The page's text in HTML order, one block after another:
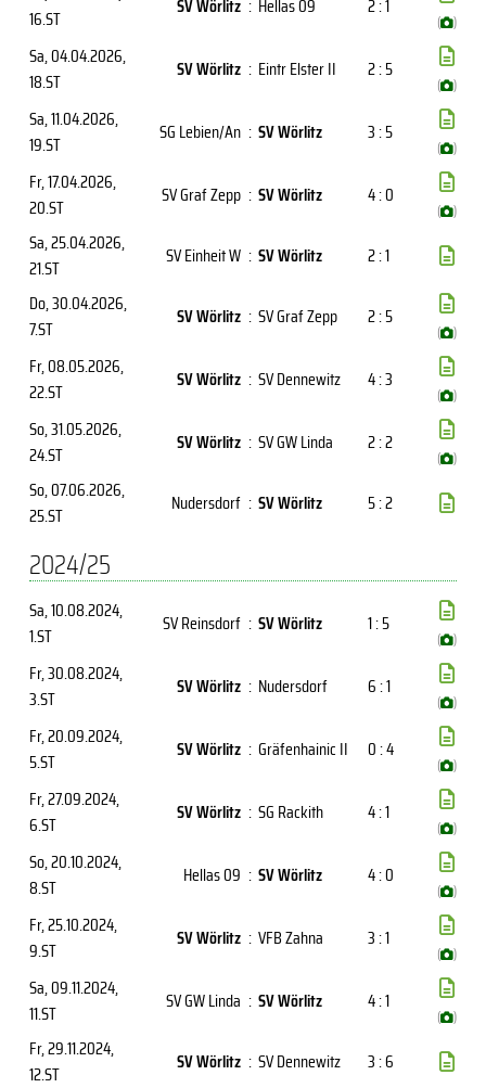
16.ST
SV Wörlitz : Hellas 09 2 : 1
( )
Sa, 04.04.2026,
18.ST
SV Wörlitz : Eintr Elster II 2 : 5
( )
Sa, 11.04.2026,
19.ST
SG Lebien/An : SV Wörlitz 3 : 5
( )
Fr, 17.04.2026,
20.ST
SV Graf Zepp : SV Wörlitz 4 : 0
( )
Sa, 25.04.2026,
21.ST
SV Einheit W : SV Wörlitz
2 : 1
Do, 30.04.2026,
7.ST
SV Wörlitz : SV Graf Zepp 2 : 5
( )
Fr, 08.05.2026,
22.ST
SV Wörlitz : SV Dennewitz 4 : 3
( )
So, 31.05.2026,
24.ST
SV Wörlitz : SV GW Linda 2 : 2
( )
So, 07.06.2026,
25.ST
Nudersdorf : SV Wörlitz 5 : 2
2024/25
Sa, 10.08.2024,
1.ST
SV Reinsdorf : SV Wörlitz 1 : 5
( )
Fr, 30.08.2024,
3.ST
SV Wörlitz : Nudersdorf 6 : 1
( )
Fr, 20.09.2024,
5.ST
SV Wörlitz : Gräfenhainic II 0 : 4
( )
Fr, 27.09.2024,
6.ST
SV Wörlitz : SG Rackith 4 : 1
( )
So, 20.10.2024,
8.ST
Hellas 09 : SV Wörlitz 4 : 0
( )
Fr, 25.10.2024,
9.ST
SV Wörlitz : VFB Zahna 3 : 1
( )
Sa, 09.11.2024,
11.ST
SV GW Linda : SV Wörlitz 4 : 1
( )
Fr, 29.11.2024,
12.ST
SV Wörlitz : SV Dennewitz 3 : 6